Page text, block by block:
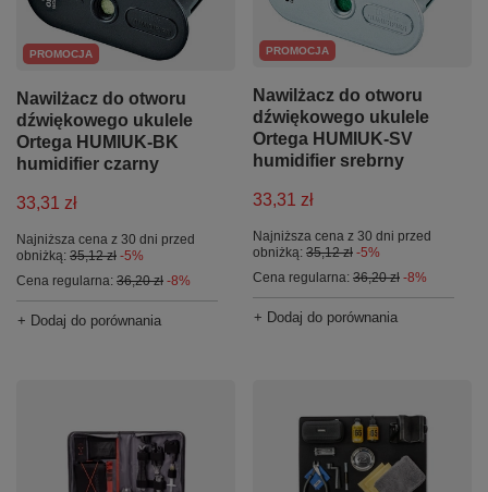
PROMOCJA
Nawilżacz do otworu
dźwiękowego ukulele
Ortega HUMIUK-BK
humidifier czarny
33,31 zł
Najniższa cena z 30 dni przed
obniżką: 35,12 zł -5%
Cena regularna: 36,20 zł -8%
+ Dodaj do porównania
PROMOCJA
Nawilżacz do otworu
dźwiękowego ukulele
Ortega HUMIUK-SV
humidifier srebrny
33,31 zł
Najniższa cena z 30 dni przed
obniżką: 35,12 zł -5%
Cena regularna: 36,20 zł -8%
+ Dodaj do porównania